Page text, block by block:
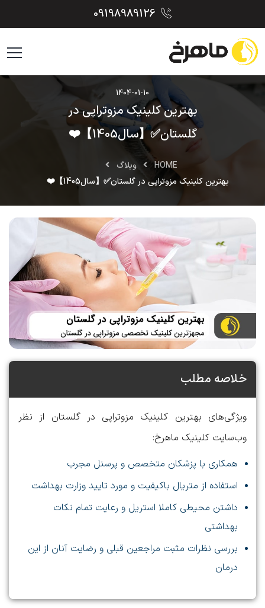
1404-01-10
بهترین کلینیک مزوتراپی در
گلستان✅【سال1405】❤️
HOME
وبلاگ
بهترین کلینیک مزوتراپی در گلستان✅【سال1405】❤️
خلاصه مطلب
ویژگی‌های بهترین کلینیک مزوتراپی در گلستان از نظر
وب‌سایت کلینیک ماهرخ:
همکاری با پزشکان متخصص و پرسنل مجرب
استفاده از متریال باکیفیت و مورد تایید وزارت بهداشت
داشتن محیطی کاملا استریل و رعایت تمام نکات
بهداشتی
بررسی نظرات مثبت مراجعین قبلی و رضایت آنان از این
درمان